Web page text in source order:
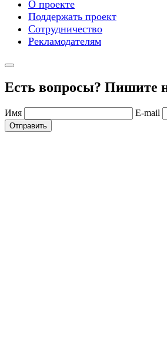
О проекте
Поддержать проект
Сотрудничество
Рекламодателям
Есть вопросы? Пишите
Имя E-mail